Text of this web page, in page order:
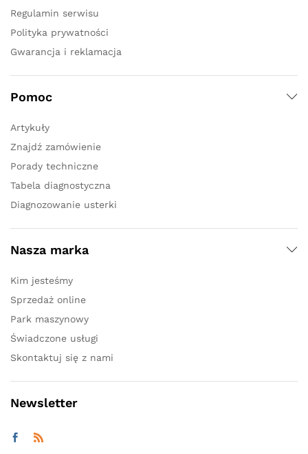
Regulamin serwisu
Polityka prywatności
Gwarancja i reklamacja
Pomoc
Artykuły
Znajdź zamówienie
Porady techniczne
Tabela diagnostyczna
Diagnozowanie usterki
Nasza marka
Kim jesteśmy
Sprzedaż online
Park maszynowy
Świadczone usługi
Skontaktuj się z nami
Newsletter